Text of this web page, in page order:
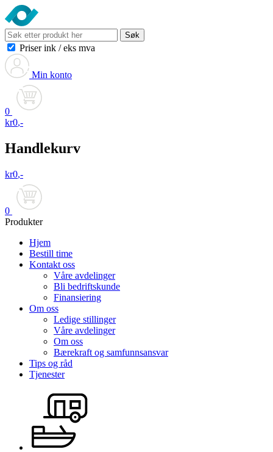
Søk
Priser ink / eks mva
Min konto
0
kr0,-
Handlekurv
kr0,-
0
Produkter
Hjem
Bestill time
Kontakt oss
Våre avdelinger
Bli bedriftskunde
Finansiering
Om oss
Ledige stillinger
Våre avdelinger
Om oss
Bærekraft og samfunnsansvar
Tips og råd
Tjenester